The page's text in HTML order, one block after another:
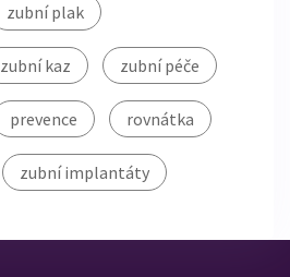
zubní plak
zubní kaz zubní péče
prevence rovnátka
zubní implantáty